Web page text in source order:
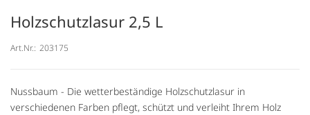
Holzschutzlasur 2,5 L
Art.Nr.: 203175
Nussbaum - Die wetterbeständige Holzschutzlasur in
verschiedenen Farben pflegt, schützt und verleiht Ihrem Holz